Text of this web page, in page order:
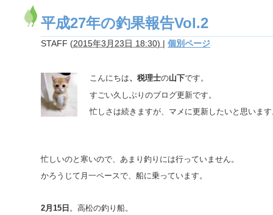
平成27年の釣果報告Vol.2
STAFF (2015年3月23日 18:30) | 個別ページ
こんにちは、税理士の山下です。
すごい久しぶりのブログ更新です。
忙しさは続きますが、マメに更新したいと思いま
忙しいのと寒いので、あまり釣りには行っていません。
かろうじて月一ペースで、船に乗っています。
2月15日 。高松の釣り船。